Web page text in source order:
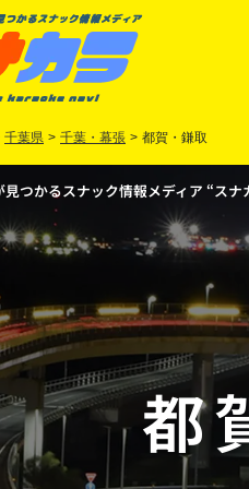
千葉県 > 千葉・幕張 > 都賀・鎌取
見つかるスナック情報メディア “スナ
都